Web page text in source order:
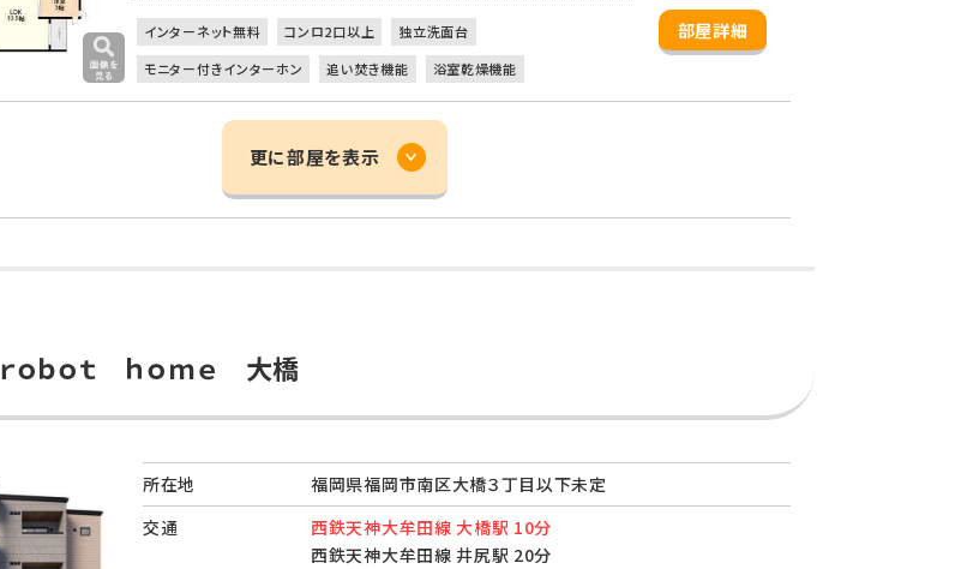
部屋詳細
インターネット無料 コンロ2口以上
独立洗面台
モニター付きインターホン
追い焚き機能 浴室乾燥機能
更に部屋を表示
ｒｏｂｏｔ ｈｏｍｅ 大橋
所在地
福岡県福岡市南区大橋３丁目以下未定
交通
西鉄天神大牟田線 大橋駅 10分
西鉄天神大牟田線 井尻駅 20分